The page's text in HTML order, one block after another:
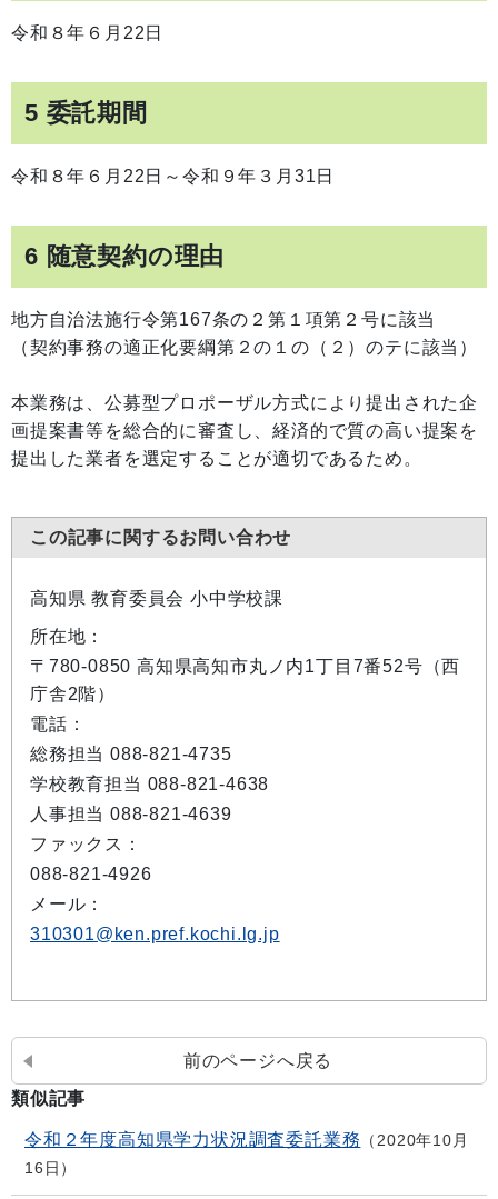
令和８年６月22日
5 委託期間
令和８年６月22日～令和９年３月31日
6 随意契約の理由
地方自治法施行令第167条の２第１項第２号に該当
（契約事務の適正化要綱第２の１の（２）のテに該当）
本業務は、公募型プロポーザル方式により提出された企
画提案書等を総合的に審査し、経済的で質の高い提案を
提出した業者を選定することが適切であるため。
この記事に関するお問い合わせ
高知県 教育委員会 小中学校課
所在地：
〒780-0850 高知県高知市丸ノ内1丁目7番52号（西
庁舎2階）
電話：
総務担当 088-821-4735
学校教育担当 088-821-4638
人事担当 088-821-4639
ファックス：
088-821-4926
メール：
310301@ken.pref.kochi.lg.jp
前のページへ戻る
類似記事
令和２年度高知県学力状況調査委託業務
2020年10月
16日